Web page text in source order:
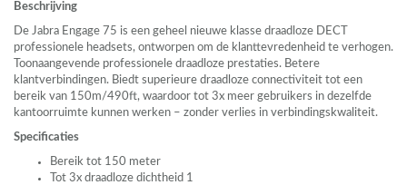
Beschrijving
De Jabra Engage 75 is een geheel nieuwe klasse draadloze DECT
professionele headsets, ontworpen om de klanttevredenheid te verhogen.
Toonaangevende professionele draadloze prestaties. Betere
klantverbindingen. Biedt superieure draadloze connectiviteit tot een
bereik van 150m/490ft, waardoor tot 3x meer gebruikers in dezelfde
kantoorruimte kunnen werken – zonder verlies in verbindingskwaliteit.
Specificaties
Bereik tot 150 meter
Tot 3x draadloze dichtheid 1